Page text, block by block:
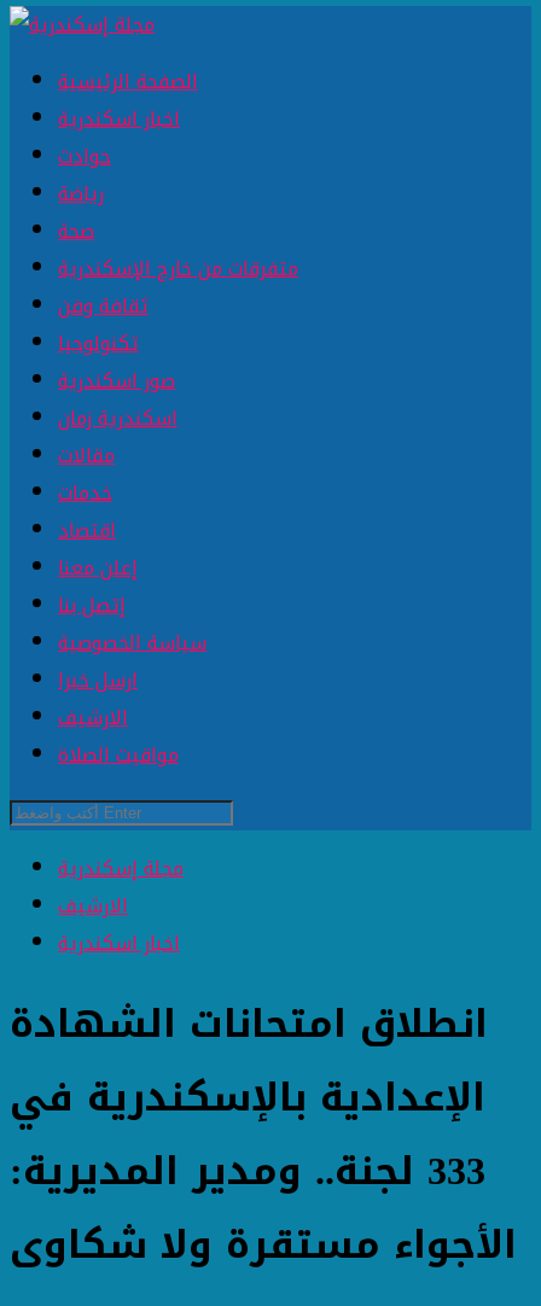
الصفحة الرئيسية
اخبار اسكندرية
حوادث
رياضة
صحة
متفرقات من خارج الإسكندرية
ثقافة وفن
تكنولوجيا
صور اسكندرية
اسكندرية زمان
مقالات
خدمات
اقتصاد
إعلن معنا
إتصل بنا
سياسة الخصوصية
ارسل خبرا
الارشيف
مواقيت الصلاة
مجلة إسكندرية
الارشيف
اخبار اسكندرية
انطلاق امتحانات الشهادة
الإعدادية بالإسكندرية في
333 لجنة.. ومدير المديرية:
الأجواء مستقرة ولا شكاوى